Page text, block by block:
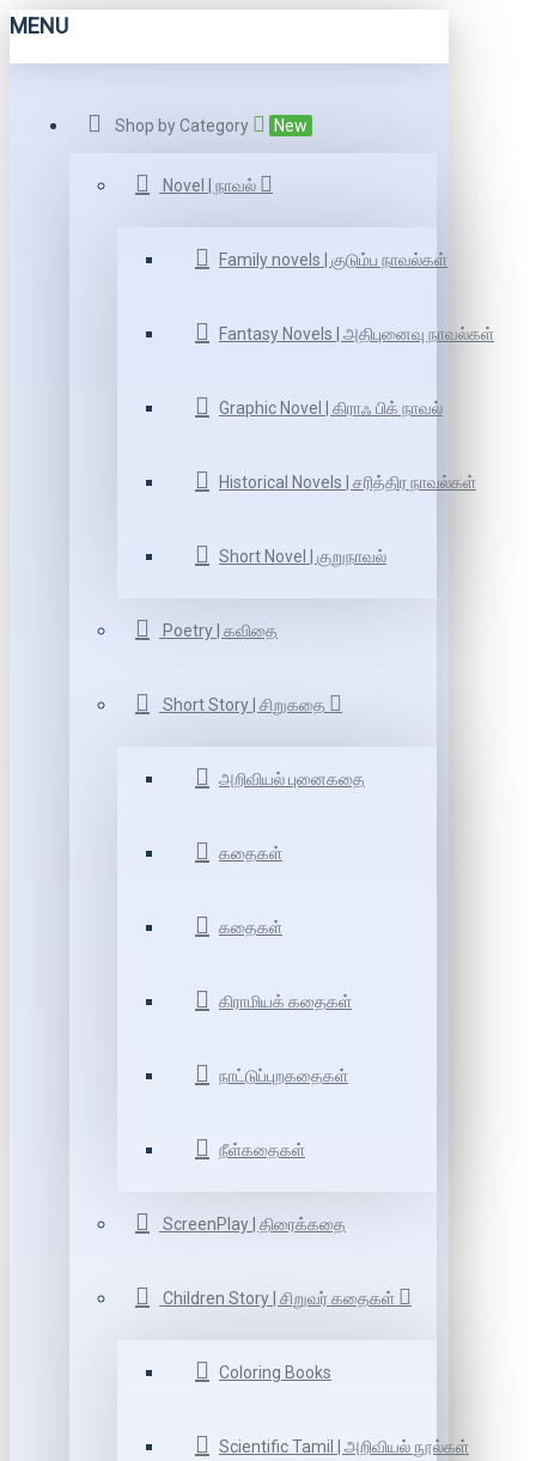
MENU
Shop by Category New
Novel | நாவல்
Family novels | குடும்ப நாவல்கள்
Fantasy Novels | அதிபுனைவு நாவல்கள்
Graphic Novel | கிராஃ பிக் நாவல்
Historical Novels | சரித்திர நாவல்கள்
Short Novel | குறுநாவல்
Poetry | கவிதை
Short Story | சிறுகதை
அறிவியல் புனைகதை
கதைகள்
கதைகள்
கிராமியக் கதைகள்
நாட்டுப்புறகதைகள்
நீள்கதைகள்
ScreenPlay | திரைக்கதை
Children Story | சிறுவர் கதைகள்
Coloring Books
Scientific Tamil | அறிவியல் நூல்கள்